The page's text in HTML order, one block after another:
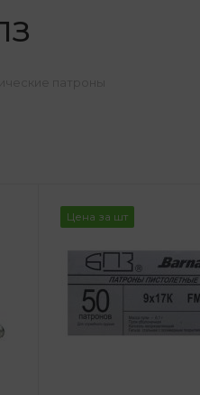
Цена за шт